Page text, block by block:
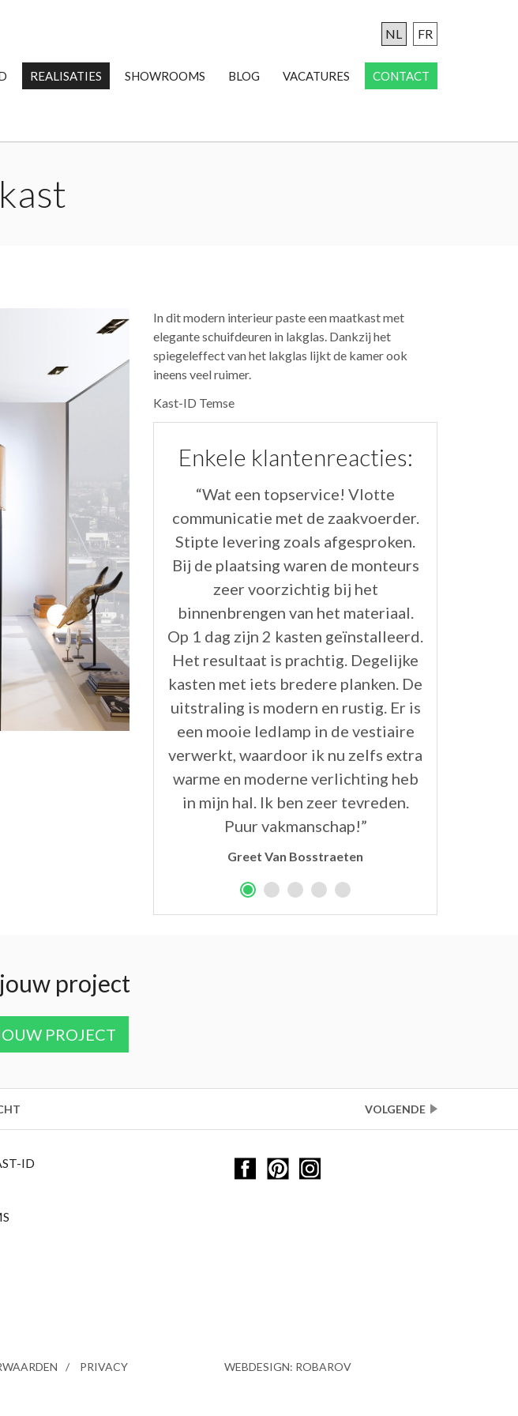
REALISATIES SHOWROOMS BLOG VACATURES CONTACT
NL FR
In dit modern interieur paste een maatkast met
elegante schuifdeuren in lakglas. Dankzij het
spiegeleffect van het lakglas lijkt de kamer ook
ineens veel ruimer.
Kast-ID Temse
Enkele klantenreacties:
kleerkast ziet er echt
Ik ben superblij,
bedankt.”
Karla Peeters
“Wat een topservice! Vlotte
communicatie met de zaakvoerder.
Stipte levering zoals afgesproken.
Bij de plaatsing waren de monteurs
zeer voorzichtig bij het
binnenbrengen van het materiaal.
Op 1 dag zijn 2 kasten geïnstalleerd.
Het resultaat is prachtig. Degelijke
kasten met iets bredere planken. De
uitstraling is modern en rustig. Er is
een mooie ledlamp in de vestiaire
verwerkt, waardoor ik nu zelfs extra
warme en moderne verlichting heb
in mijn hal. Ik ben zeer tevreden.
Puur vakmanschap!”
Greet Van Bosstraeten
project
PROJECT
VOLGENDE
ID
PRIVACY WEBDESIGN: ROBAROV